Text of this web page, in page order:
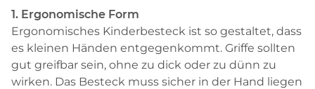
1. Ergonomische Form
Ergonomisches Kinderbesteck ist so gestaltet, dass
es kleinen Händen entgegenkommt. Griffe sollten
gut greifbar sein, ohne zu dick oder zu dünn zu
wirken. Das Besteck muss sicher in der Hand liegen